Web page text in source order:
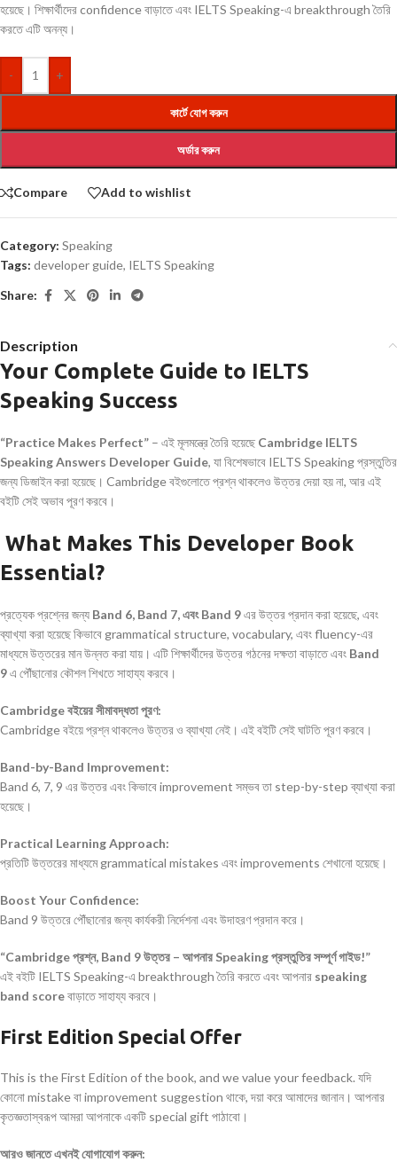
হয়েছে। শিক্ষার্থীদের confidence বাড়াতে এবং IELTS Speaking-এ breakthrough তৈরি
করতে এটি অনন্য।
- +
কার্টে যোগ করুন
অর্ডার করুন
Compare Add to wishlist
Category: Speaking
Tags: developer guide, IELTS Speaking
Share:
Description
Your Complete Guide to IELTS
Speaking Success
“Practice Makes Perfect” – এই মূলমন্ত্রে তৈরি হয়েছে Cambridge IELTS
Speaking Answers Developer Guide, যা বিশেষভাবে IELTS Speaking প্রস্তুতির
জন্য ডিজাইন করা হয়েছে। Cambridge বইগুলোতে প্রশ্ন থাকলেও উত্তর দেয়া হয় না, আর এই
বইটি সেই অভাব পূরণ করবে।
What Makes This Developer Book
Essential?
প্রত্যেক প্রশ্নের জন্য Band 6, Band 7, এবং Band 9এর উত্তর প্রদান করা হয়েছে, এবং
ব্যাখ্যা করা হয়েছে কিভাবে grammatical structure, vocabulary, এবং fluency-এর
মাধ্যমে উত্তরের মান উন্নত করা যায়। এটি শিক্ষার্থীদের উত্তর গঠনের দক্ষতা বাড়াতে এবং Band
9এ পৌঁছানোর কৌশল শিখতে সাহায্য করবে।
Cambridge বইয়ের সীমাবদ্ধতা পূরণ:
Cambridge বইয়ে প্রশ্ন থাকলেও উত্তর ও ব্যাখ্যা নেই। এই বইটি সেই ঘাটতি পূরণ করবে।
Band-by-Band Improvement:
Band 6, 7, 9 এর উত্তর এবং কিভাবে improvement সম্ভব তা step-by-step ব্যাখ্যা করা
হয়েছে।
Practical Learning Approach:
প্রতিটি উত্তরের মাধ্যমে grammatical mistakes এবং improvements শেখানো হয়েছে।
Boost Your Confidence:
Band 9 উত্তরে পৌঁছানোর জন্য কার্যকরী নির্দেশনা এবং উদাহরণ প্রদান করে।
“Cambridge প্রশ্ন, Band 9 উত্তর – আপনার Speaking প্রস্তুতির সম্পূর্ণ গাইড!”
এই বইটি IELTS Speaking-এ breakthrough তৈরি করতে এবং আপনার speaking
band scoreবাড়াতে সাহায্য করবে।
First Edition Special Offer
This is the First Edition of the book, and we value your feedback. যদি
কোনো mistake বা improvement suggestion থাকে, দয়া করে আমাদের জানান। আপনার
কৃতজ্ঞতাস্বরূপ আমরা আপনাকে একটি special gift পাঠাবো।
আরও জানতে এখনই যোগাযোগ করুন: